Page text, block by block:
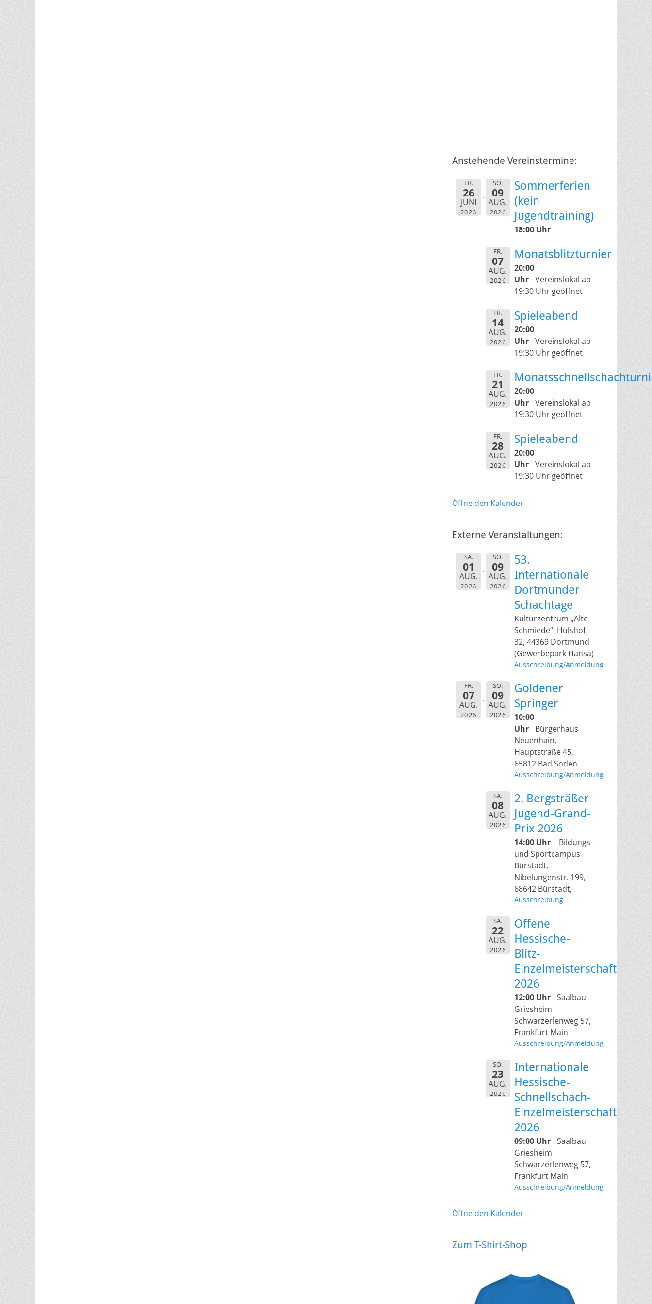
Anstehende Vereinstermine:
FR.
26
JUNI
2026
SO.
09
AUG.
2026
Sommerferien
(kein
Jugendtraining)
18:00 Uhr
FR.
07
AUG.
2026
Monatsblitzturnier
20:00
Uhr Vereinslokal ab
19:30 Uhr geöffnet
FR.
14
AUG.
2026
Spieleabend
20:00
Uhr Vereinslokal ab
19:30 Uhr geöffnet
FR.
21
AUG.
2026
20:00
Uhr Vereinslokal ab
19:30 Uhr geöffnet
FR.
28
AUG.
2026
Spieleabend
20:00
Uhr Vereinslokal ab
19:30 Uhr geöffnet
Öffne den Kalender
Externe Veranstaltungen:
SA.
01
AUG.
2026
SO.
09
AUG.
2026
53.
Internationale
Dortmunder
Schachtage
Kulturzentrum „Alte
Schmiede“, Hülshof
32, 44369 Dortmund
(Gewerbepark Hansa)
Ausschreibung/Anmeldung
FR.
07
AUG.
2026
SO.
09
AUG.
2026
Goldener
Springer
10:00
Uhr
Bürgerhaus
Neuenhain,
Hauptstraße 45,
65812 Bad Soden
Ausschreibung/Anmeldung
SA.
08
AUG.
2026
2. Bergsträßer
Jugend-Grand-
Prix 2026
14:00 Uhr
Bildungs-
und Sportcampus
Bürstadt,
Nibelungenstr. 199,
68642 Bürstadt,
Ausschreibung
SA.
22
AUG.
2026
Offene
Hessische-
Blitz-
Einzelmeisterschaft
2026
12:00 Uhr Saalbau
Griesheim
Schwarzerlenweg 57,
Frankfurt Main
Ausschreibung/Anmeldung
SO.
23
AUG.
2026
Internationale
Hessische-
Schnellschach-
Einzelmeisterschaft
2026
09:00 Uhr Saalbau
Griesheim
Schwarzerlenweg 57,
Frankfurt Main
Ausschreibung/Anmeldung
Öffne den Kalender
Zum T-Shirt-Shop